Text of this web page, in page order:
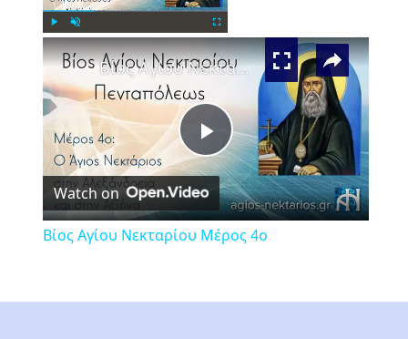
×
Play
Video
Βίος Αγίου Νεκταρίου Μέρος 4ο
Watch on
Βίος Αγίου Νεκταρίου Μέρος 4ο